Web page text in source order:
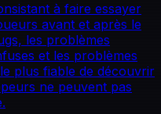
à faire essayer
avant et après le
les problèmes
et les problèmes
plus fiable de découvrir
ne peuvent pas